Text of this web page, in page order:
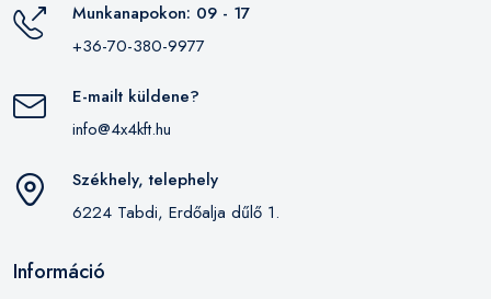
Munkanapokon: 09 - 17
+36-70-380-9977
E-mailt küldene?
info@4x4kft.hu
Székhely, telephely
6224 Tabdi, Erdőalja dűlő 1.
Információ